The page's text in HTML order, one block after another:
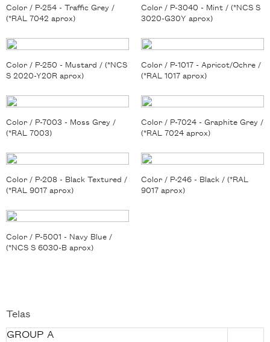
Color / P-254 - Traffic Grey /
(*RAL 7042 aprox)
Color / P-3040 - Mint / (*NCS S
3020-G30Y aprox)
Color / P-250 - Mustard / (*NCS
S 2020-Y20R aprox)
Color / P-1017 - Apricot/Ochre /
(*RAL 1017 aprox)
Color / P-7003 - Moss Grey /
(*RAL 7003)
Color / P-7024 - Graphite Grey /
(*RAL 7024 aprox)
Color / P-208 - Black Textured /
(*RAL 9017 aprox)
Color / P-246 - Black / (*RAL
9017 aprox)
Color / P-5001 - Navy Blue /
(*NCS S 6030-B aprox)
Telas
GROUP A